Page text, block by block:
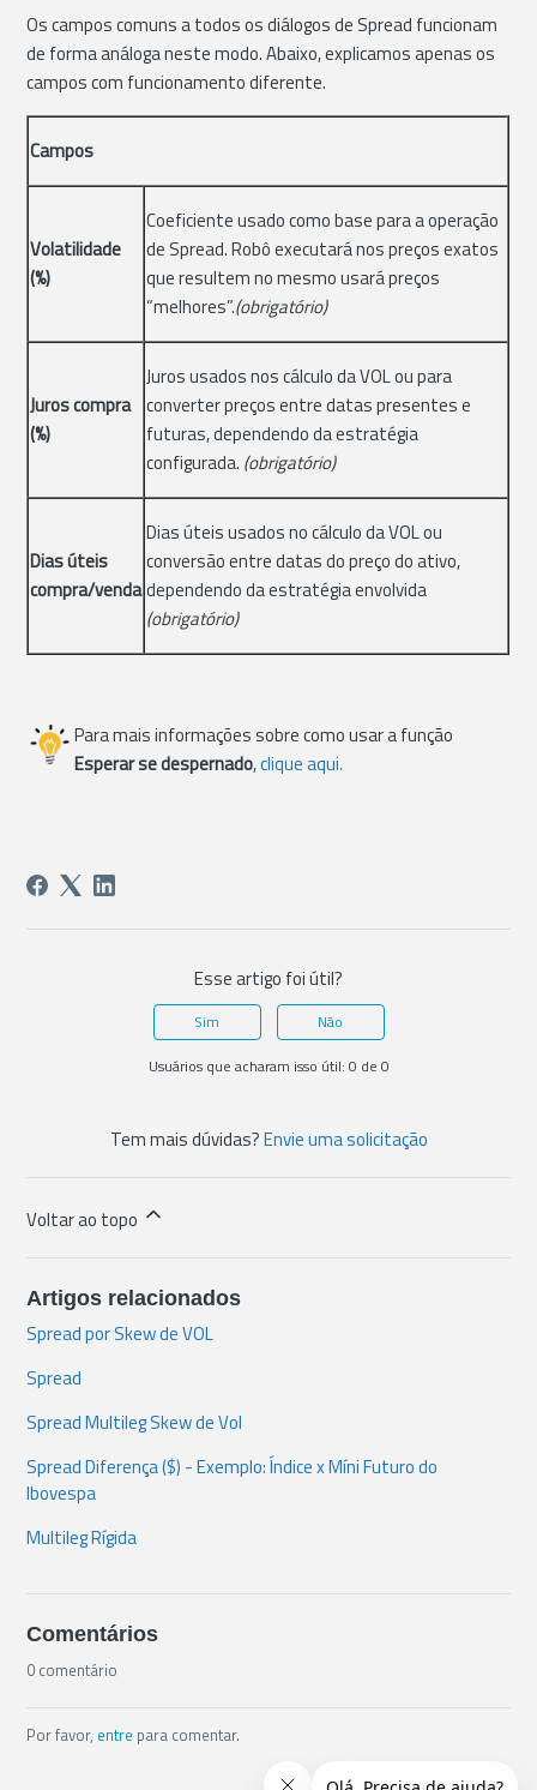
Os campos comuns a todos os diálogos de Spread funcionam
de forma análoga neste modo. Abaixo, explicamos apenas os
campos com funcionamento diferente.
Campos
Volatilidade
(%)
Coeficiente usado como base para a operação
de Spread. Robô executará nos preços exatos
que resultem no mesmo usará preços
“melhores”.(obrigatório)
Juros compra
(%)
Juros usados nos cálculo da VOL ou para
converter preços entre datas presentes e
futuras, dependendo da estratégia
configurada. (obrigatório)
Dias úteis
compra/venda
Dias úteis usados no cálculo da VOL ou
conversão entre datas do preço do ativo,
dependendo da estratégia envolvida
(obrigatório)
Para mais informações sobre como usar a função
Esperar se despernado,clique aqui.
Esse artigo foi útil?
Sim
Não
Usuários que acharam isso útil: 0 de 0
Tem mais dúvidas?Envie uma solicitação
Voltar ao topo
Artigos relacionados
Spread por Skew de VOL
Spread
Spread Multileg Skew de Vol
Spread Diferença ($) - Exemplo: Índice x Míni Futuro do
Ibovespa
Multileg Rígida
Comentários
0 comentário
Por favor, entre para comentar.